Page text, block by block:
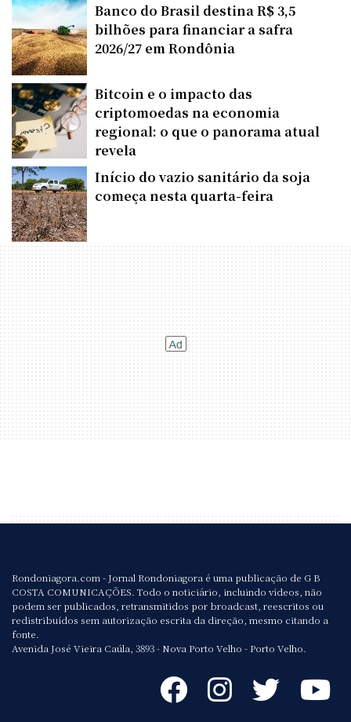
Banco do Brasil destina R$ 3,5
bilhões para financiar a safra
2026/27 em Rondônia
Bitcoin e o impacto das
criptomoedas na economia
regional: o que o panorama atual
revela
Início do vazio sanitário da soja
começa nesta quarta-feira
Rondoniagora.com - Jornal Rondoniagora é uma publicação de G B
COSTA COMUNICAÇÕES. Todo o noticiário, incluindo vídeos, não
podem ser publicados, retransmitidos por broadcast, reescritos ou
redistribuídos sem autorização escrita da direção, mesmo citando a
fonte.
Avenida José Vieira Caúla, 3893 - Nova Porto Velho - Porto Velho.